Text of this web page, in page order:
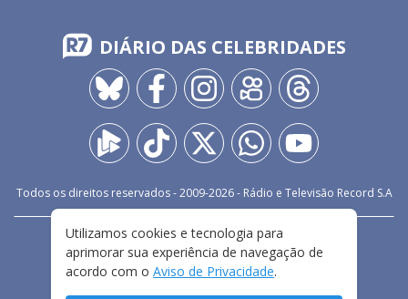
DIÁRIO DAS CELEBRIDADES
Todos os direitos reservados - 2009-2026- Rádio e Televisão Record S.A
FALE CONOSCO
PRIVACIDADE
TERMOS E CONDIÇÕES DE USO
Utilizamos cookies e tecnologia para
aprimorar sua experiência de navegação de
acordo com o Aviso de Privacidade.